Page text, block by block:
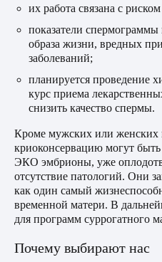
их работа связана с
показатели спермограммы
образа жизни, вредных
заболеваний;
планируется проведение
курс приема
снизить качество спермы.
Кроме мужских или женских
криоконсервацию могут
ЭКО эмбрионы, уже
отсутствие патологий. Они
как один самый
временной матери. В
для программ суррогатного
Почему выбирают нас